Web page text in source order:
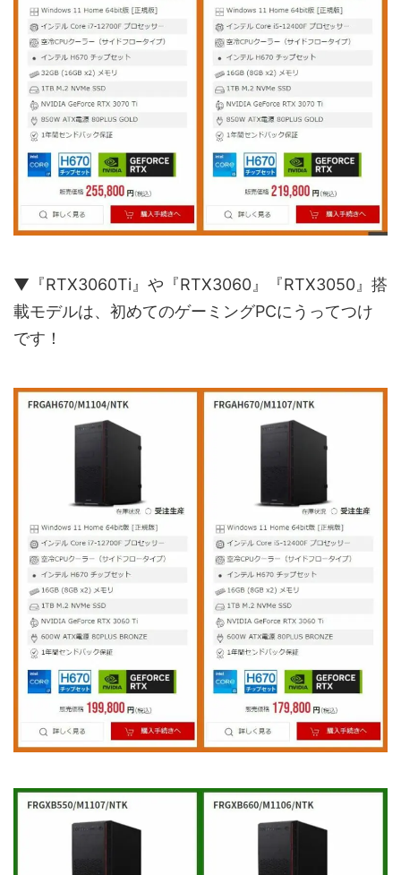
▼『RTX3060Ti』や『RTX3060』『RTX3050』搭
載モデルは、初めてのゲーミングPCにうってつけ
です！